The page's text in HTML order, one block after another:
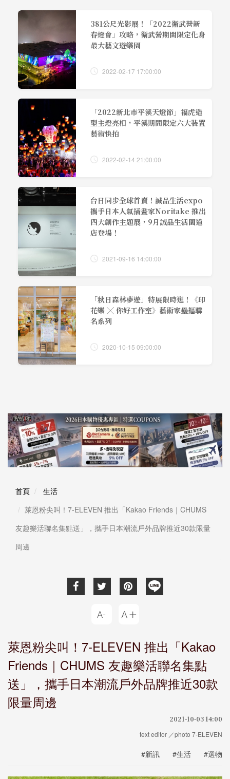
381公尺光影展！「2022衛武營新
春燈會」攻略，衛武營期間限定化身
最大藝文遊樂園
2022-02-17 17:00:00
「2022新北市平溪天燈節」福虎造
型主燈亮相，平溪期間限定六大裝置
藝術快拍
2022-02-14 21:00:00
台日同步全球首賣！誠品生活expo
攜手日本人氣插畫家Noritake 推出
四大創作主題展，9月誠品生活園道
店登場！
2021-09-16 14:00:00
「秋日森林夢遊」特展限時逛！《印
花樂 ╳ 你好工作室》藝術家壘摳聯
名系列
2020-10-15 09:00:00
首頁
生活
萊恩粉尖叫！7-ELEVEN 推出「Kakao Friends｜CHUMS
友趣樂活聯名集點送」，攜手日本潮流戶外品牌推近30款限量
周邊
萊恩粉尖叫！7-ELEVEN 推出「Kakao
Friends｜CHUMS 友趣樂活聯名集點
送」，攜手日本潮流戶外品牌推近30款
限量周邊
2021-10-03 14:00
text editor ／photo 7-ELEVEN
#新訊 #生活 #選物